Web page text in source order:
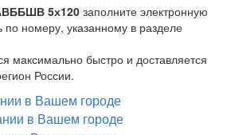
5х120 заполните электронную
номеру, указанному в разделе
максимально быстро и доставляется
России.